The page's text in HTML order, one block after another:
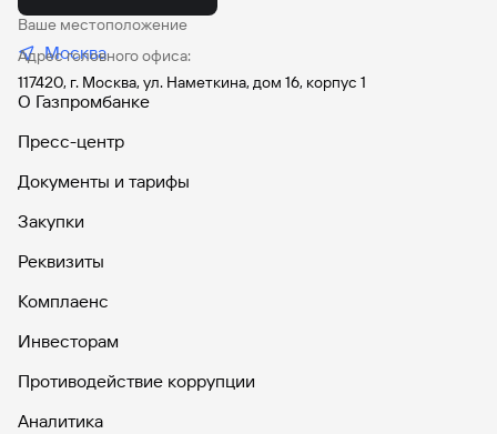
Ваше местоположение
Москва
Адрес головного офиса:
117420, г. Москва, ул. Наметкина, дом 16, корпус 1
О Газпромбанке
Пресс-центр
Документы и тарифы
Закупки
Реквизиты
Комплаенс
Инвесторам
Противодействие коррупции
Аналитика